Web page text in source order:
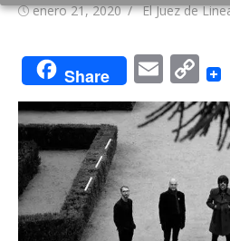
Publicada
enero 21, 2020 Autor
El Juez de
Share Email